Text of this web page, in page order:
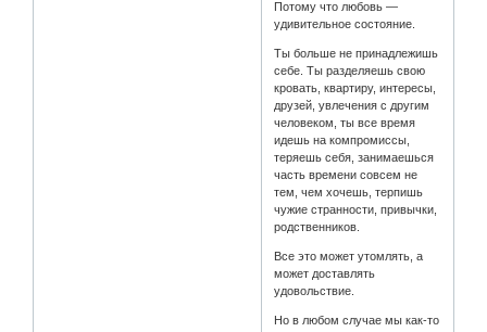
Потому что любовь —
удивительное состояние.
Ты больше не принадлежишь
себе. Ты разделяешь свою
кровать, квартиру, интересы,
друзей, увлечения с другим
человеком, ты все время
идешь на компромиссы,
теряешь себя, занимаешься
часть времени совсем не
тем, чем хочешь, терпишь
чужие странности, привычки,
родственников.
Все это может утомлять, а
может доставлять
удовольствие.
Но в любом случае мы как-то